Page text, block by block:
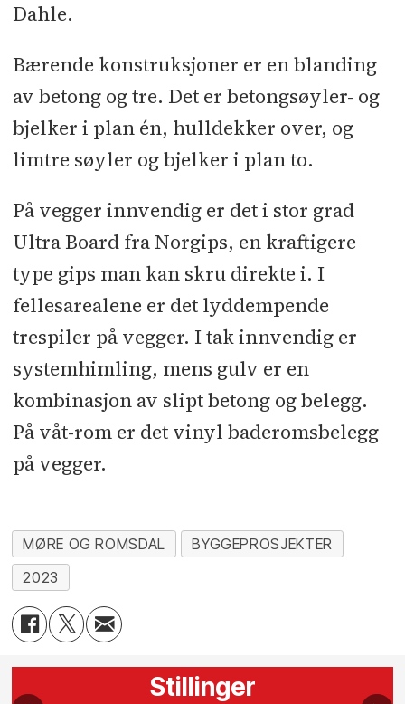
Dahle.
Bærende konstruksjoner er en blanding
av betong og tre. Det er betongsøyler- og
bjelker i plan én, hulldekker over, og
limtre søyler og bjelker i plan to.
På vegger innvendig er det i stor grad
Ultra Board fra Norgips, en kraftigere
type gips man kan skru direkte i. I
fellesarealene er det lyddempende
trespiler på vegger. I tak innvendig er
systemhimling, mens gulv er en
kombinasjon av slipt betong og belegg.
På våt-rom er det vinyl baderomsbelegg
på vegger.
MØRE OG ROMSDAL
BYGGEPROSJEKTER
2023
Stillinger